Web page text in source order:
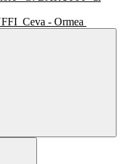
Ceva - Ormea